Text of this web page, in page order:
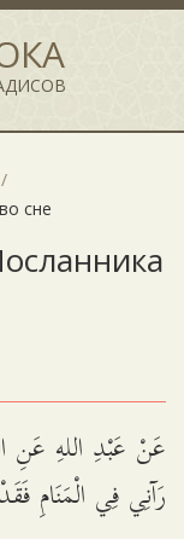
сне
عَنْ عَبْدِ اللهِ عَنِ
رَآنِي فِي الْمَنَامِ